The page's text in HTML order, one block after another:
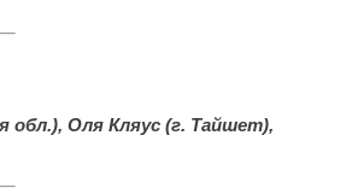
обл.), Оля Кляус (г. Тайшет),